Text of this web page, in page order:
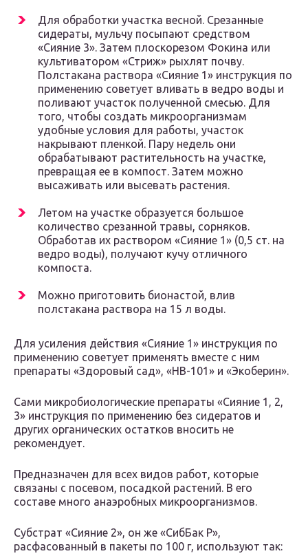
Для обработки участка весной. Срезанные
сидераты, мульчу посыпают средством
«Сияние 3». Затем плоскорезом Фокина или
культиватором «Стриж» рыхлят почву.
Полстакана раствора «Сияние 1» инструкция по
применению советует вливать в ведро воды и
поливают участок полученной смесью. Для
того, чтобы создать микроорганизмам
удобные условия для работы, участок
накрывают пленкой. Пару недель они
обрабатывают растительность на участке,
превращая ее в компост. Затем можно
высаживать или высевать растения.
Летом на участке образуется большое
количество срезанной травы, сорняков.
Обработав их раствором «Сияние 1» (0,5 ст. на
ведро воды), получают кучу отличного
компоста.
Можно приготовить бионастой, влив
полстакана раствора на 15 л воды.
Для усиления действия «Сияние 1» инструкция по
применению советует применять вместе с ним
препараты «Здоровый сад», «НВ-101» и «Экоберин».
Сами микробиологические препараты «Сияние 1, 2,
3» инструкция по применению без сидератов и
других органических остатков вносить не
рекомендует.
Предназначен для всех видов работ, которые
связаны с посевом, посадкой растений. В его
составе много анаэробных микроорганизмов.
Субстрат «Сияние 2», он же «СибБак Р»,
расфасованный в пакеты по 100 г, используют так: